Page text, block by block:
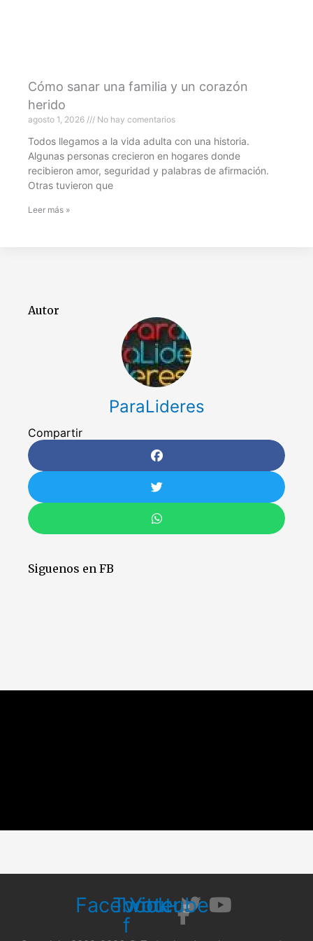
Cómo sanar una familia y un corazón
herido
agosto 1, 2026 No hay comentarios
Todos llegamos a la vida adulta con una historia.
Algunas personas crecieron en hogares donde
recibieron amor, seguridad y palabras de afirmación.
Otras tuvieron que
Leer más »
Autor
ParaLideres
Compartir
Siguenos en FB
Facebook-
f
Twitter
Youtube